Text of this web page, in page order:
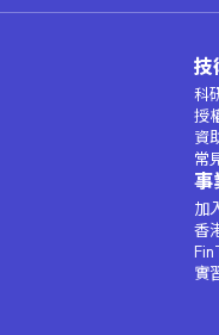
技
科
授
資
常
事
加
香
實